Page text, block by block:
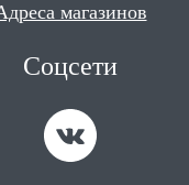
магазинов
Соцсети